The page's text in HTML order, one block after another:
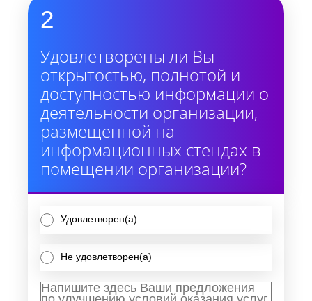
2
Удовлетворены ли Вы
открытостью, полнотой и
доступностью информации о
деятельности организации,
размещенной на
информационных стендах в
помещении организации?
Удовлетворен(а)
Не удовлетворен(а)